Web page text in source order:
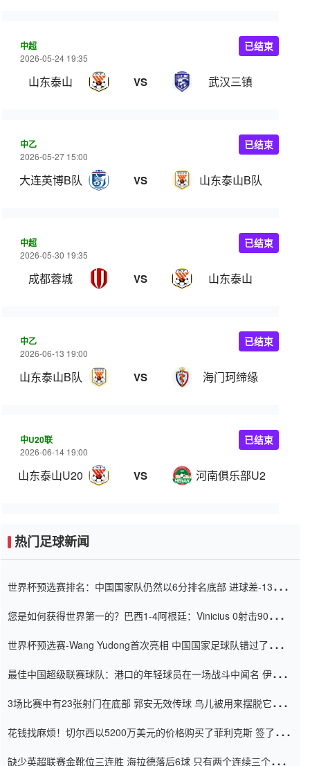
中超
2026-05-24 19:35
山东泰山 VS 武汉三镇
已结束
中乙
2026-05-27 15:00
大连英博B队 VS 山东泰山B队
已结束
中超
2026-05-30 19:35
成都蓉城 VS 山东泰山
已结束
中乙
2026-06-13 19:00
山东泰山B队 VS 海门珂缔缘
已结束
中U20联
2026-06-14 19:00
山东泰山U20 VS 河南俱乐部U20
已结束
热门足球新闻
世界杯预选赛排名：中国国家队仍然以6分排名底部 进球差-13令人
您是如何获得世界第一的？巴西1-4阿根廷：Vinicius 0射击90分钟
世界杯预选赛-Wang Yudong首次亮相 中国国家足球队错过了世界
最佳中国超级联赛球队：港口的年轻球员在一场战斗中闻名 伊万放
3场比赛中有23张射门在底部 郭安无效传球 鸟儿被用来摆脱它
花钱找麻烦！切尔西以5200万美元的价格购买了菲利克斯 签了7年
缺少英超联赛金靴位三连胜 海拉德落后6球 只有两个连续三个连续